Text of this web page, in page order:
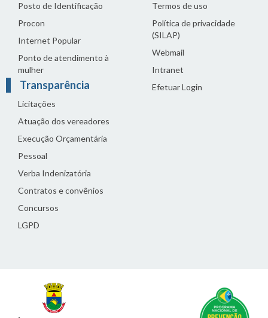
Posto de Identificação
Procon
Internet Popular
Ponto de atendimento à
mulher
Transparência
Licitações
Atuação dos vereadores
Execução Orçamentária
Pessoal
Verba Indenizatória
Contratos e convênios
Concursos
LGPD
Termos de uso
Política de privacidade
(SILAP)
Webmail
Intranet
Efetuar Login